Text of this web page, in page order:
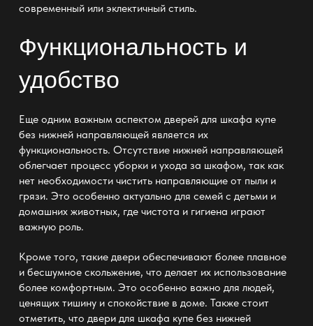
современный или эклектичный стиль.
Функциональность и
удобство
Еще одним важным аспектом дверей для шкафа купе
без нижней направляющейявляется их
функциональность. Отсутствие нижней направляющей
облегчает процесс уборки и ухода за шкафом, так как
нет необходимости чистить направляющие от пыли и
грязи. Это особенно актуально для семей с детьми и
домашних животных, где чистота и гигиена играют
важную роль.
Кроме того, такие двери обеспечивают более плавное
и бесшумное скольжение, что делает их использование
более комфортным. Это особенно важно для людей,
ценящих тишину и спокойствие в доме. Также стоит
отметить, что двери для шкафа купе без нижней